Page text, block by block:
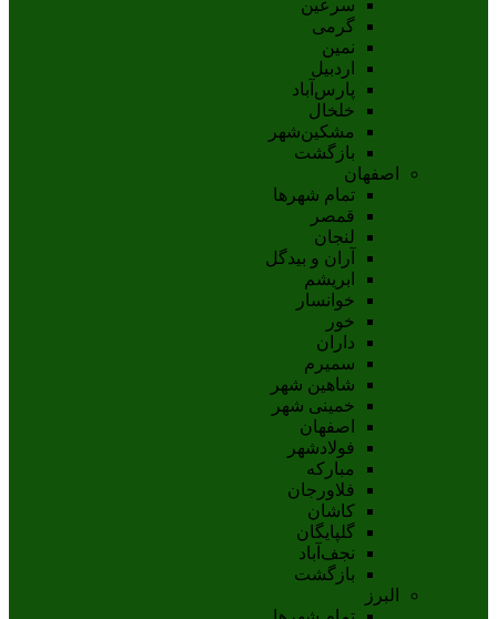
سرعین
گرمی
نمین
اردبيل
پارس‌آباد
خلخال
مشکين‌شهر
بازگشت
اصفهان
تمام شهر‌ها
قمصر
لنجان
آران و بیدگل
ابریشم
خوانسار
خور
داران
سمیرم
شاهین شهر
خمینی شهر
اصفهان
فولادشهر
مبارکه
فلاورجان
کاشان
گلپايگان
نجف‌آباد
بازگشت
البرز